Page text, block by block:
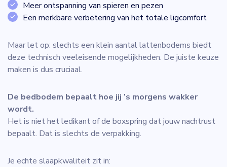
Meer ontspanning van spieren en pezen
Een merkbare verbetering van het totale ligcomfort
Maar let op: slechts een klein aantal lattenbodems biedt
deze technisch veeleisende mogelijkheden. De juiste keuze
maken is dus cruciaal.
De bedbodem bepaalt hoe jij ’s morgens wakker
wordt.
Het is niet het ledikant of de boxspring dat jouw nachtrust
bepaalt. Dat is slechts de verpakking.
Je echte slaapkwaliteit zit in: